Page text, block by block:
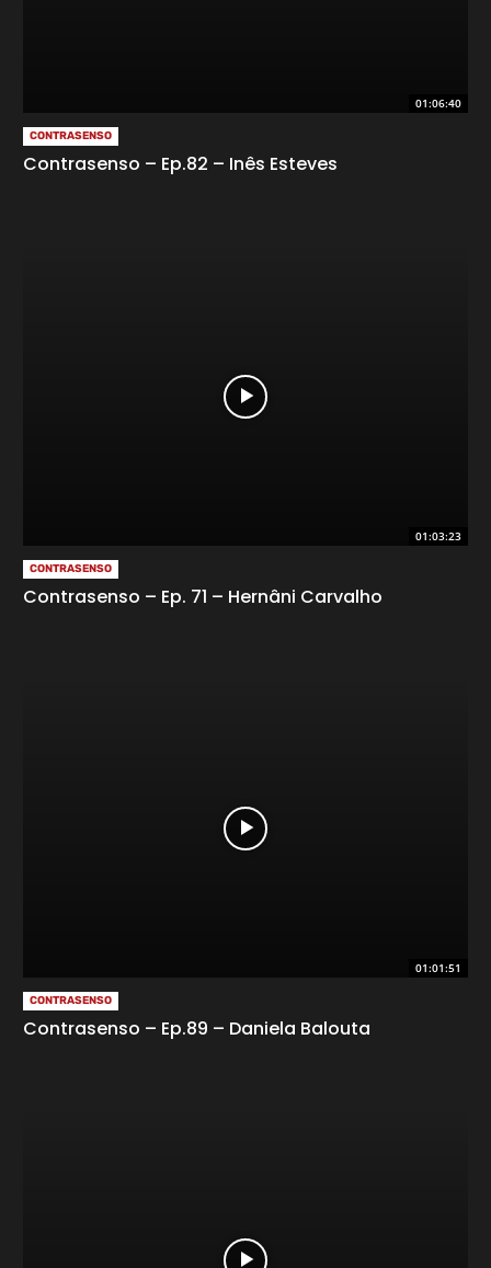
01:06:40
CONTRASENSO
Contrasenso – Ep.82 – Inês Esteves
01:03:23
CONTRASENSO
Contrasenso – Ep. 71 – Hernâni Carvalho
01:01:51
CONTRASENSO
Contrasenso – Ep.89 – Daniela Balouta